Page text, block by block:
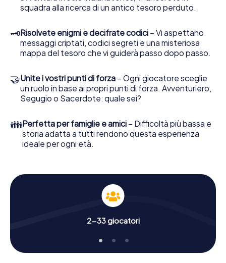
squadra alla ricerca di un antico tesoro perduto.
🗝Risolvete enigmi e decifrate codici – Vi aspettano
messaggi criptati, codici segreti e una misteriosa
mappa del tesoro che vi guiderà passo dopo passo.
🤝Unite i vostri punti di forza – Ogni giocatore sceglie
un ruolo in base ai propri punti di forza. Avventuriero,
Segugio o Sacerdote: quale sei?
👪Perfetta per famiglie e amici – Difficoltà più bassa e
storia adatta a tutti rendono questa esperienza
ideale per ogni età.
2-33 giocatori